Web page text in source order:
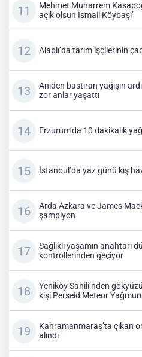
Mehmet Muharrem
açık olsun İsmail Köybaşı"
Alaplı’da tarım işçilerinin
Aniden bastıran yağışın
zor anlar yaşattı
Erzurum’da 10 dakikalık
İstanbul’da yaz günü kış
Arda Azkara ve James
şampiyon
Sağlıklı yaşamın anahtarı
kontrollerinden geçiyor
Yeniköy Sahili’nden
kişi Perseid Meteor
Kahramanmaraş’ta çıkan
alındı